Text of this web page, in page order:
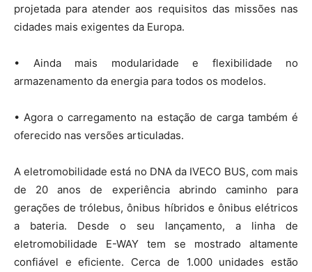
projetada para atender aos requisitos das missões nas
cidades mais exigentes da Europa.
• Ainda mais modularidade e flexibilidade no
armazenamento da energia para todos os modelos.
• Agora o carregamento na estação de carga também é
oferecido nas versões articuladas.
A eletromobilidade está no DNA da IVECO BUS, com mais
de 20 anos de experiência abrindo caminho para
gerações de trólebus, ônibus híbridos e ônibus elétricos
a bateria. Desde o seu lançamento, a linha de
eletromobilidade E-WAY tem se mostrado altamente
confiável e eficiente. Cerca de 1.000 unidades estão